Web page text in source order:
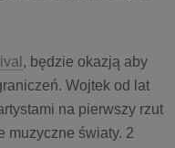
, będzie okazją aby
Wojtek od lat
na pierwszy rzut
muzyczne światy. 2